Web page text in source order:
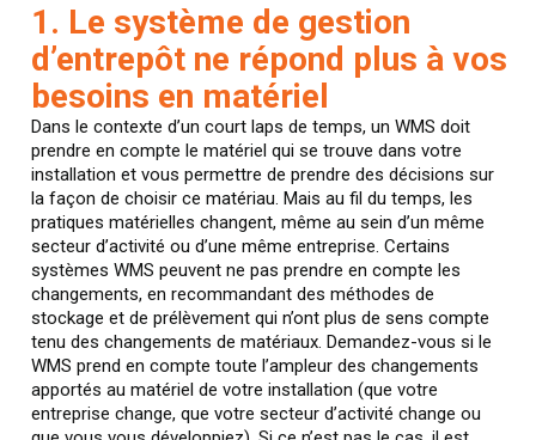
1. Le système de gestion
d’entrepôt ne répond plus à vos
besoins en matériel
Dans le contexte d’un court laps de temps, un WMS doit
prendre en compte le matériel qui se trouve dans votre
installation et vous permettre de prendre des décisions sur
la façon de choisir ce matériau. Mais au fil du temps, les
pratiques matérielles changent, même au sein d’un même
secteur d’activité ou d’une même entreprise. Certains
systèmes WMS peuvent ne pas prendre en compte les
changements, en recommandant des méthodes de
stockage et de prélèvement qui n’ont plus de sens compte
tenu des changements de matériaux. Demandez-vous si le
WMS prend en compte toute l’ampleur des changements
apportés au matériel de votre installation (que votre
entreprise change, que votre secteur d’activité change ou